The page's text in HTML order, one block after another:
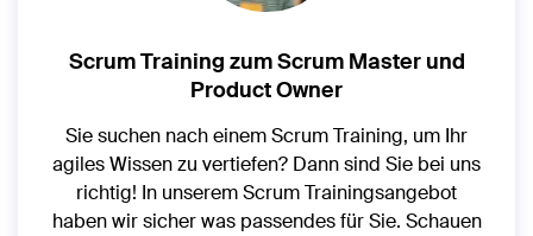
Scrum Training zum Scrum Master und
Product Owner
Sie suchen nach einem Scrum Training, um Ihr
agiles Wissen zu vertiefen? Dann sind Sie bei uns
richtig! In unserem Scrum Trainingsangebot
haben wir sicher was passendes für Sie. Schauen